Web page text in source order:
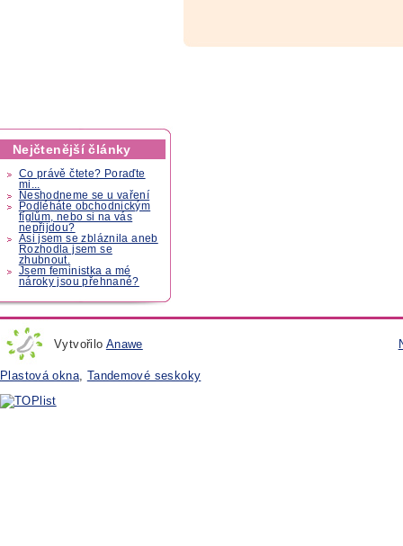
Nejčtenější články
Co právě čtete? Poraďte
mi...
Neshodneme se u vaření
Podléháte obchodnickým
fíglům, nebo si na vás
nepřijdou?
Asi jsem se zbláznila aneb
Rozhodla jsem se
zhubnout.
Jsem feministka a mé
nároky jsou přehnané?
Vytvořilo Anawe
Plastová okna, Tandemové seskoky